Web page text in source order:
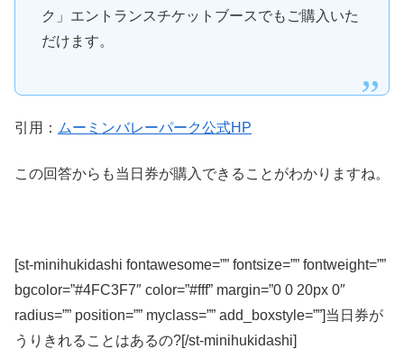
ク」エントランスチケットブースでもご購入いた
だけます。
引用： ムーミンバレーパーク公式HP
この回答からも当日券が購入できることがわかりますね。
[st-minihukidashi fontawesome=”” fontsize=”” fontweight=””
bgcolor=”#4FC3F7″ color=”#fff” margin=”0 0 20px 0″
radius=”” position=”” myclass=”” add_boxstyle=””]当日券が
うりきれることはあるの?[/st-minihukidashi]